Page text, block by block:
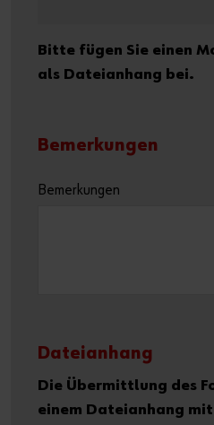
Bitte fügen Sie einen
als Dateianhang bei.
Bemerkungen
Bemerkungen
Dateianhang
Die Übermittlung des
einem Dateianhang mit